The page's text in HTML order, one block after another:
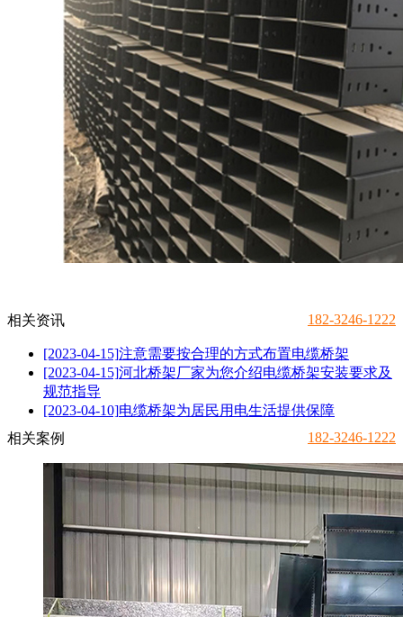
182-3246-1222
相关资讯
[2023-04-15]注意需要按合理的方式布置电缆桥架
[2023-04-15]河北桥架厂家为您介绍电缆桥架安装要求及
规范指导
[2023-04-10]电缆桥架为居民用电生活提供保障
182-3246-1222
相关案例